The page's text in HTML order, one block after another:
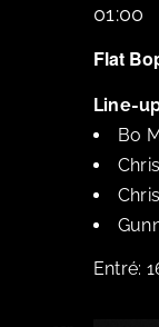
01:00
Flat
Line-
Bo